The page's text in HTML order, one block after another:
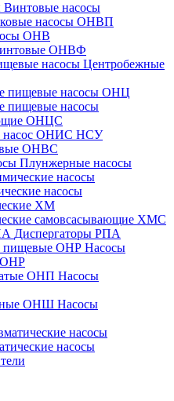
Винтовые насосы
насосы ОНВП
ОНВ
ОНВФ
Центробежные
пищевые насосы ОНЦ
пищевые насосы
ОНЦС
насос ОНИС НСУ
ОНВС
Плунжерные насосы
насосы
ХМ
самовсасывающие ХМС
Диспергаторы РПА
Насосы
ОНР
Насосы
Насосы
насосы